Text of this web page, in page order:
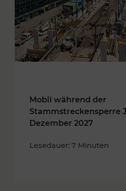
Mobil während der
Stammstreckensperre
Dezember 2027
Lesedauer: 7 Minuten